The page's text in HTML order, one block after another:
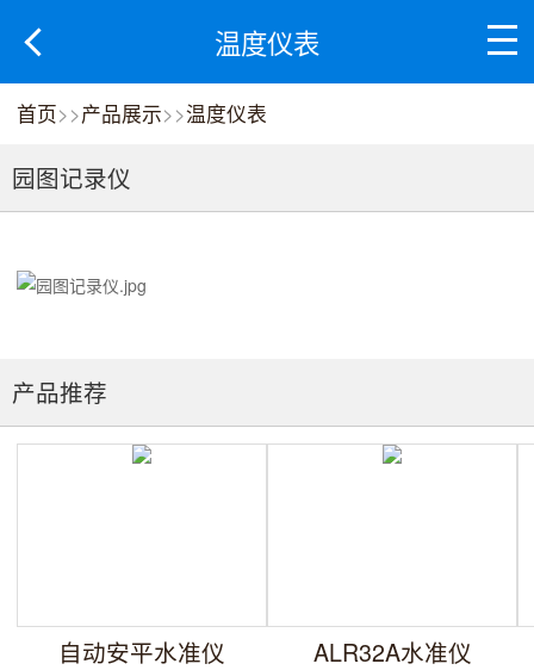
温度仪表
首页>>产品展示>>温度仪表
园图记录仪
产品推荐
自动安平水准仪 ALR32A水准仪